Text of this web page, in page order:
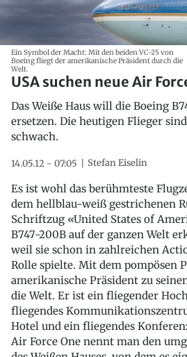
Ein Symbol der Macht: Mit den beiden VC-25 von
Boeing fliegt der amerikanische Präsident durch die
Welt.
USA suchen neue Air
Das Weiße Haus will die Boeing
ersetzen. Die heutigen Flieger
schwach.
14.05.12 - 07:05 Stefan Eiselin
Es ist wohl das berühmteste
dem hellblau-weiß gestrichenen
Schriftzug «United States of
B747-200B auf der ganzen Welt
weil sie schon in zahlreichen
Rolle spielte. Mit dem pompösen
amerikanische Präsident zu
die Welt. Er ist ein fliegender
fliegendes
Hotel und ein fliegendes
Air Force One nennt man den